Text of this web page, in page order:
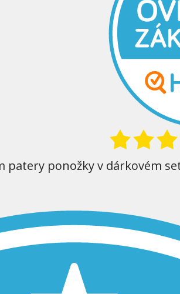
ponožky v dárkovém